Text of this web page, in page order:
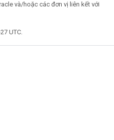
và/hoặc các đơn vị liên kết với
UTC.